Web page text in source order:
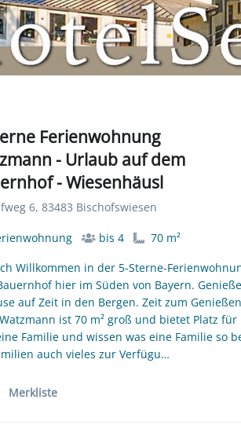
Ferienwohnung
- Urlaub auf dem
- Wiesenhäusl
6, 83483 Bischofswiesen
bis 4
70 m²
Willkommen in der 5-Sterne-
hier im Süden von Bayern.
auf Zeit in den Bergen. Zeit zum
ist 70 m² groß und bietet Platz
Familie und wissen was eine Familie so
auch vieles zur Verfügu…
Merkliste